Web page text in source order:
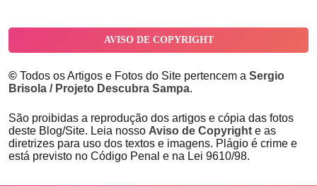
AVISO DE COPYRIGHT
© Todos os Artigos e Fotos do Site pertencem a Sergio
Brisola / Projeto Descubra Sampa.
São proibidas a reprodução dos artigos e cópia das fotos
deste Blog/Site. Leia nosso Aviso de Copyright e as
diretrizes para uso dos textos e imagens. Plágio é crime e
está previsto no Código Penal e na Lei 9610/98.